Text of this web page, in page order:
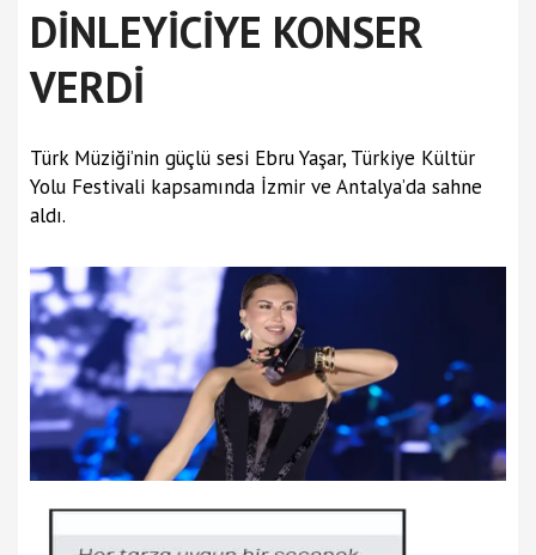
DİNLEYİCİYE KONSER
VERDİ
Türk Müziği’nin güçlü sesi Ebru Yaşar, Türkiye Kültür
Yolu Festivali kapsamında İzmir ve Antalya’da sahne
aldı.